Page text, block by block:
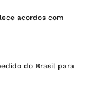
acordos com
do Brasil para